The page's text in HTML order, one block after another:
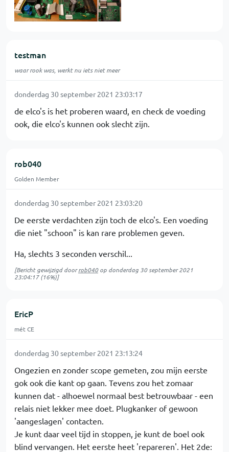
testman
waar rook was, werkt nu iets niet meer
donderdag 30 september 2021 23:03:17
de elco's is het proberen waard, en check de voeding
ook, die elco's kunnen ook slecht zijn.
rob040
Golden Member
donderdag 30 september 2021 23:03:20
De eerste verdachten zijn toch de elco's. Een voeding
die niet "schoon" is kan rare problemen geven.
Ha, slechts 3 seconden verschil...
[Bericht gewijzigd doorrob040op donderdag 30 september 2021
23:04:17(16%)]
EricP
mét CE
donderdag 30 september 2021 23:13:24
Ongezien en zonder scope gemeten, zou mijn eerste
gok ook die kant op gaan. Tevens zou het zomaar
kunnen dat - alhoewel normaal best betrouwbaar - een
relais niet lekker mee doet. Plugkanker of gewoon
'aangeslagen' contacten.
Je kunt daar veel tijd in stoppen, je kunt de boel ook
blind vervangen. Het eerste heet 'repareren'. Het 2de: